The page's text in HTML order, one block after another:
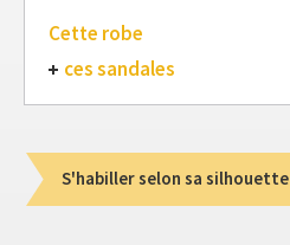
Cette robe
ces sandales
S'habiller selon sa silhouette